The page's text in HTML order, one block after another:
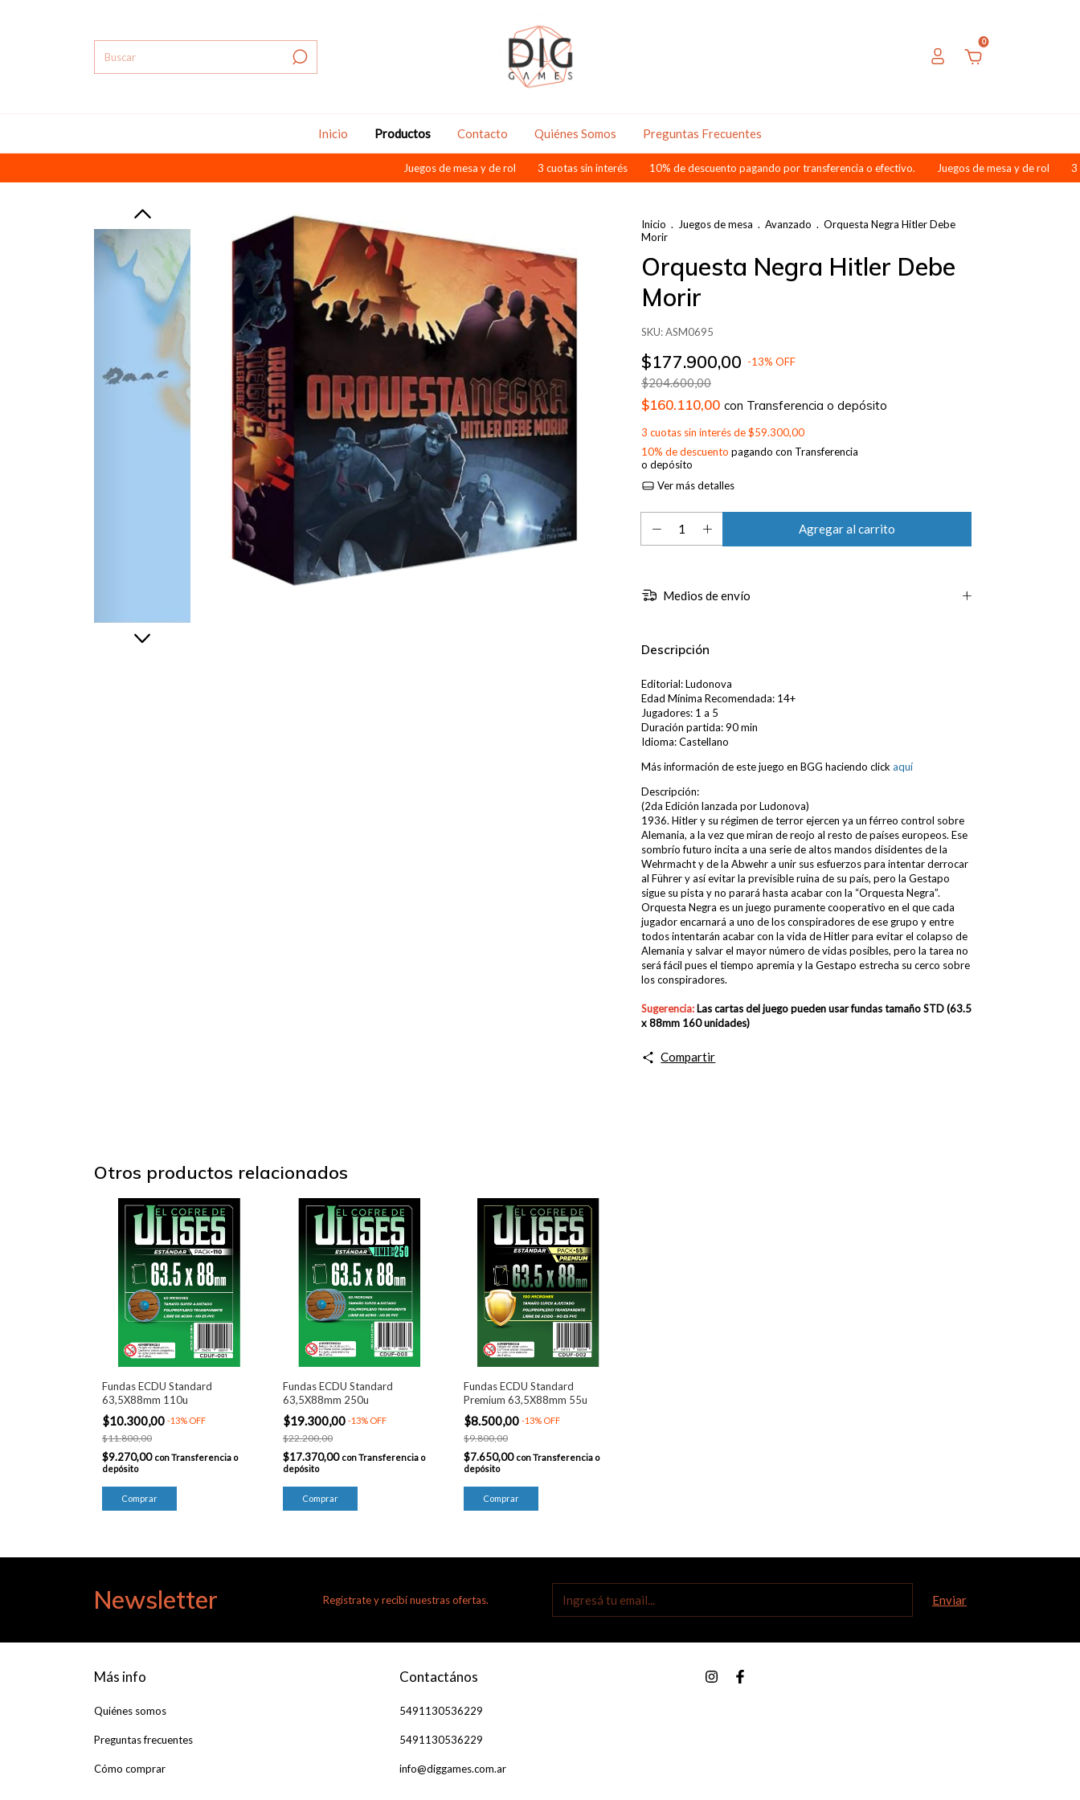
0
Inicio Productos Contacto Quiénes Somos Preguntas Frecuentes
Juegos de mesa y de rol 3 cuotas sin interés 10% de descuento pagando por transferencia o efectivo. Juegos de mesa y de rol 3 cuotas
Inicio . Juegos de mesa . Avanzado . Orquesta Negra Hitler Debe
Morir
Orquesta Negra Hitler Debe
Morir
SKU:ASM0695
$177.900,00 -13% OFF
$204.600,00
$160.110,00 con Transferencia o depósito
3 cuotas sin interés de$59.300,00
10% de descuento pagando con Transferencia
o depósito
Ver más detalles
Medios de envío
Descripción
Editorial: Ludonova
Edad Mínima Recomendada: 14+
Jugadores: 1 a 5
Duración partida: 90 min
Idioma: Castellano
Más información de este juego en BGG haciendo click aquí
Descripción:
(2da Edición lanzada por Ludonova)
1936. Hitler y su régimen de terror ejercen ya un férreo control sobre
Alemania, a la vez que miran de reojo al resto de países europeos. Ese
sombrío futuro incita a una serie de altos mandos disidentes de la
Wehrmacht y de la Abwehr a unir sus esfuerzos para intentar derrocar
al Führer y así evitar la previsible ruina de su país, pero la Gestapo
sigue su pista y no parará hasta acabar con la “Orquesta Negra”.
Orquesta Negra es un juego puramente cooperativo en el que cada
jugador encarnará a uno de los conspiradores de ese grupo y entre
todos intentarán acabar con la vida de Hitler para evitar el colapso de
Alemania y salvar el mayor número de vidas posibles, pero la tarea no
será fácil pues el tiempo apremia y la Gestapo estrecha su cerco sobre
los conspiradores.
Sugerencia: Las cartas del juego pueden usar fundas tamañoSTD (63.5
x 88mm 160 unidades)
Compartir
Otros productos relacionados
Fundas ECDU Standard
63,5X88mm 110u
$10.300,00 -13% OFF
$11.800,00
$9.270,00 conTransferencia o
depósito
Fundas ECDU Standard
63,5X88mm 250u
$19.300,00 -13% OFF
$22.200,00
$17.370,00 conTransferencia o
depósito
Fundas ECDU Standard
Premium 63,5X88mm 55u
$8.500,00 -13% OFF
$9.800,00
$7.650,00 conTransferencia o
depósito
Newsletter Registrate y recibí nuestras ofertas.
Más info
Quiénes somos
Preguntas frecuentes
Cómo comprar
Contactános
5491130536229
5491130536229
info@diggames.com.ar